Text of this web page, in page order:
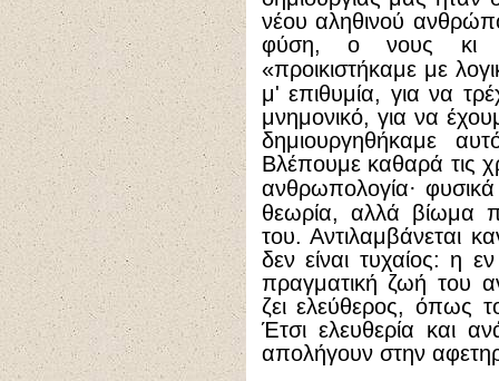
νέου αληθινού
φύση, ο νους κι
«προικιστήκαμε με
μ' επιθυμία, για να
μνημονικό, για να
δημιουργηθήκαμε
Βλέπουμε καθαρά τις
ανθρωπολογία·
θεωρία, αλλά βίωμα
του. Αντιλαμβάνεται
δεν είναι τυχαίος: η
πραγματική ζωή του
ζει ελεύθερος, όπως
Έτσι ελευθερία και
απολήγουν στην